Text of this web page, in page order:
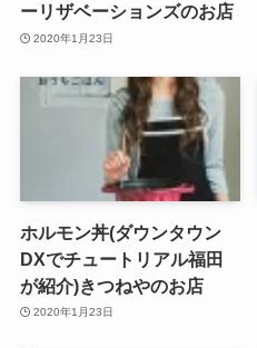
ーリザベーションズのお店
2020年1月23日
ホルモン丼(ダウンタウン
DXでチュートリアル福田
が紹介)きつねやのお店
2020年1月23日